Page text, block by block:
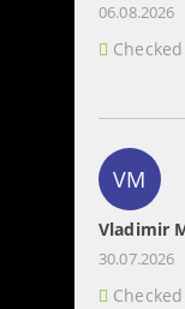
06.08.2026
VM
Vladimir
30.07.2026